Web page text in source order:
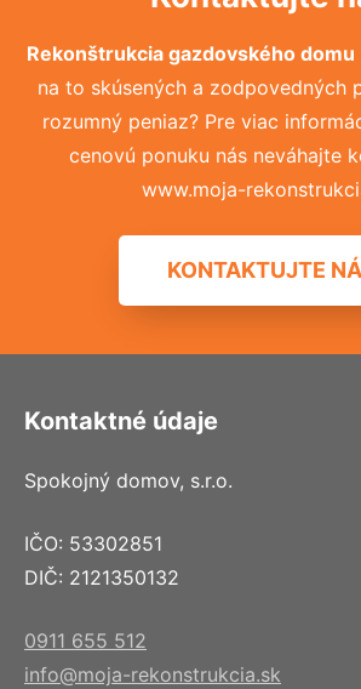
Rekonštrukcia gazdovského
na to skúsených a zodpovedných
rozumný peniaz? Pre viac
cenovú ponuku nás neváhajte
www.moja-
KONTAKTUJTE
Kontaktné údaje
Spokojný domov, s.r.o.
IČO: 53302851
DIČ: 2121350132
0911 655 512
info@moja-rekonstrukcia.sk